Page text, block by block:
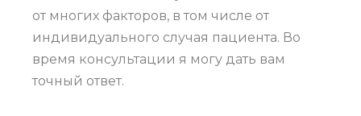
от многих факторов, в том числе от
индивидуального случая пациента. Во
время консультации я могу дать вам
точный ответ.